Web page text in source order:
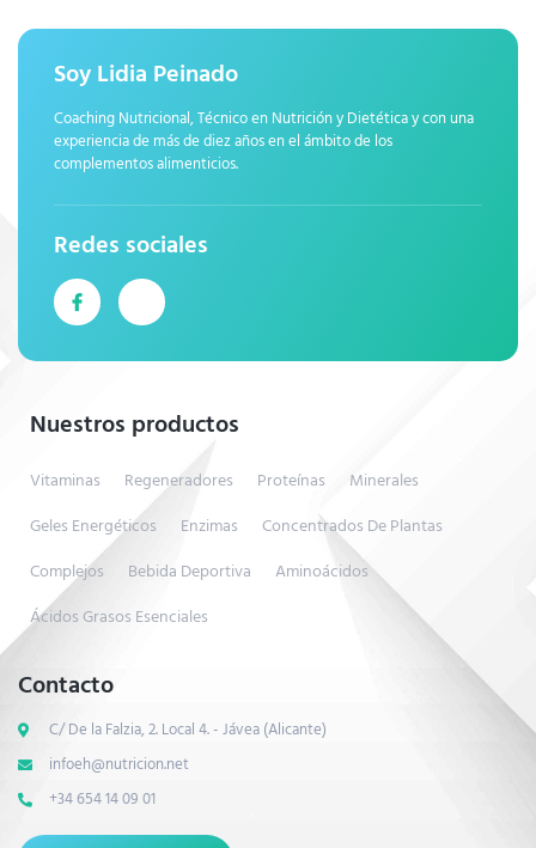
Soy Lidia Peinado
Coaching Nutricional, Técnico en Nutrición y Dietética y con una
experiencia de más de diez años en el ámbito de los
complementos alimenticios.
Redes sociales
Nuestros productos
Vitaminas Regeneradores Proteínas
Minerales
Geles Energéticos
Enzimas
Concentrados De Plantas
Complejos
Bebida Deportiva
Aminoácidos
Ácidos Grasos Esenciales
Contacto
C/ De la Falzia, 2. Local 4. - Jávea (Alicante)
infoeh@nutricion.net
+34 654 14 09 01